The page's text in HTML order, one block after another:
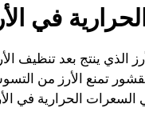
في
الذي ينتج بعد
تمنع الأرز من
الحرارية في